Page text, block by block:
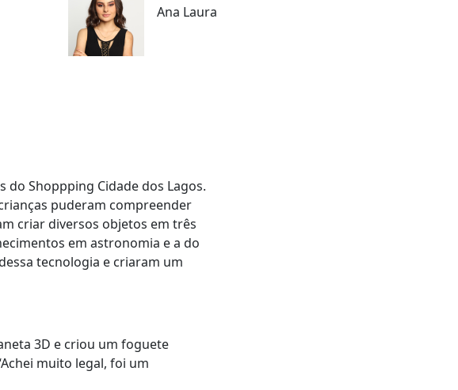
Ana Laura
do Shoppping Cidade dos Lagos.
puderam compreender
criar diversos objetos em três
em astronomia e a do
tecnologia e criaram um
3D e criou um foguete
muito legal, foi um